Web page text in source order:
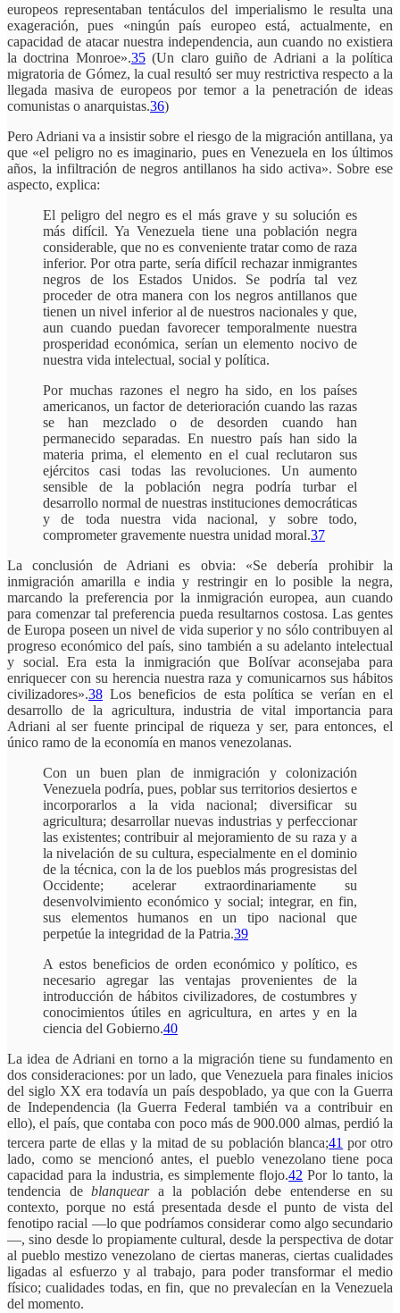
europeos representaban tentáculos del imperialismo le resulta una
exageración, pues «ningún país europeo está, actualmente, en
capacidad de atacar nuestra independencia, aun cuando no existiera
la doctrina Monroe».35(Un claro guiño de Adriani a la política
migratoria de Gómez, la cual resultó ser muy restrictiva respecto a la
llegada masiva de europeos por temor a la penetración de ideas
comunistas o anarquistas.36)
Pero Adriani va a insistir sobre el riesgo de la migración antillana, ya
que «el peligro no es imaginario, pues en Venezuela en los últimos
años, la infiltración de negros antillanos ha sido activa». Sobre ese
aspecto, explica:
El peligro del negro es el más grave y su solución es
más difícil. Ya Venezuela tiene una población negra
considerable, que no es conveniente tratar como de raza
inferior. Por otra parte, sería difícil rechazar inmigrantes
negros de los Estados Unidos. Se podría tal vez
proceder de otra manera con los negros antillanos que
tienen un nivel inferior al de nuestros nacionales y que,
aun cuando puedan favorecer temporalmente nuestra
prosperidad económica, serían un elemento nocivo de
nuestra vida intelectual, social y política.
Por muchas razones el negro ha sido, en los países
americanos, un factor de deterioración cuando las razas
se han mezclado o de desorden cuando han
permanecido separadas. En nuestro país han sido la
materia prima, el elemento en el cual reclutaron sus
ejércitos casi todas las revoluciones. Un aumento
sensible de la población negra podría turbar el
desarrollo normal de nuestras instituciones democráticas
y de toda nuestra vida nacional, y sobre todo,
comprometer gravemente nuestra unidad moral.37
La conclusión de Adriani es obvia: «Se debería prohibir la
inmigración amarilla e india y restringir en lo posible la negra,
marcando la preferencia por la inmigración europea, aun cuando
para comenzar tal preferencia pueda resultarnos costosa. Las gentes
de Europa poseen un nivel de vida superior y no sólo contribuyen al
progreso económico del país, sino también a su adelanto intelectual
y social. Era esta la inmigración que Bolívar aconsejaba para
enriquecer con su herencia nuestra raza y comunicarnos sus hábitos
civilizadores».38 Los beneficios de esta política se verían en el
desarrollo de la agricultura, industria de vital importancia para
Adriani al ser fuente principal de riqueza y ser, para entonces, el
único ramo de la economía en manos venezolanas.
Con un buen plan de inmigración y colonización
Venezuela podría, pues, poblar sus territorios desiertos e
incorporarlos a la vida nacional; diversificar su
agricultura; desarrollar nuevas industrias y perfeccionar
las existentes; contribuir al mejoramiento de su raza y a
la nivelación de su cultura, especialmente en el dominio
de la técnica, con la de los pueblos más progresistas del
Occidente; acelerar extraordinariamente su
desenvolvimiento económico y social; integrar, en fin,
sus elementos humanos en un tipo nacional que
perpetúe la integridad de la Patria.39
A estos beneficios de orden económico y político, es
necesario agregar las ventajas provenientes de la
introducción de hábitos civilizadores, de costumbres y
conocimientos útiles en agricultura, en artes y en la
ciencia del Gobierno.40
La idea de Adriani en torno a la migración tiene su fundamento en
dos consideraciones: por un lado, que Venezuela para finales inicios
del siglo XX era todavía un país despoblado, ya que con la Guerra
de Independencia (la Guerra Federal también va a contribuir en
ello), el país, que contaba con poco más de 900.000 almas, perdió la
tercera parte de ellas y la mitad de su población blanca;41 por otro
lado, como se mencionó antes, el pueblo venezolano tiene poca
capacidad para la industria, es simplemente flojo.42 Por lo tanto, la
tendencia deblanqueara la población debe entenderse en su
contexto, porque no está presentada desde el punto de vista del
fenotipo racial —lo que podríamos considerar como algo secundario
—, sino desde lo propiamente cultural, desde la perspectiva de dotar
al pueblo mestizo venezolano de ciertas maneras, ciertas cualidades
ligadas al esfuerzo y al trabajo, para poder transformar el medio
físico; cualidades todas, en fin, que no prevalecían en la Venezuela
del momento.